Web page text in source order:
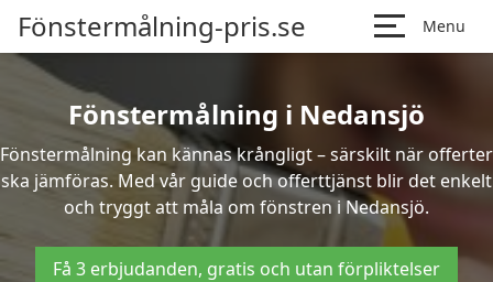
Fönstermålning-pris.se Menu
Fönstermålning i Nedansjö
Fönstermålning kan kännas krångligt – särskilt när offerter
ska jämföras. Med vår guide och offerttjänst blir det enkelt
och tryggt att måla om fönstren i Nedansjö.
Få 3 erbjudanden, gratis och utan förpliktelser